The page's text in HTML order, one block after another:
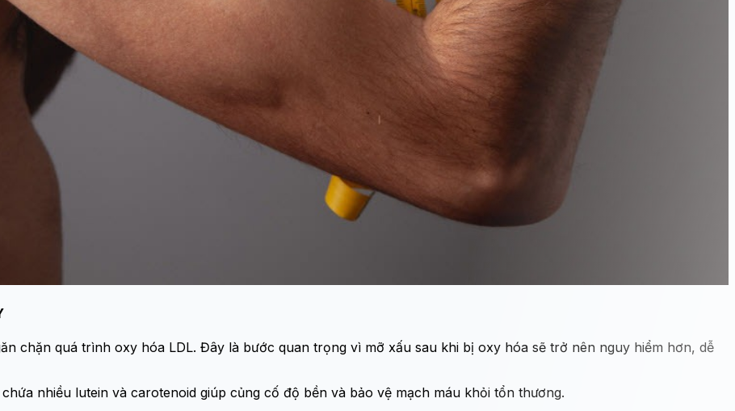
chặn quá trình oxy hóa LDL. Đây là bước quan trọng vì mỡ xấu sau khi bị oxy hóa sẽ trở nên nguy hiểm hơn, dễ
nhiều lutein và carotenoid giúp củng cố độ bền và bảo vệ mạch máu khỏi tổn thương.